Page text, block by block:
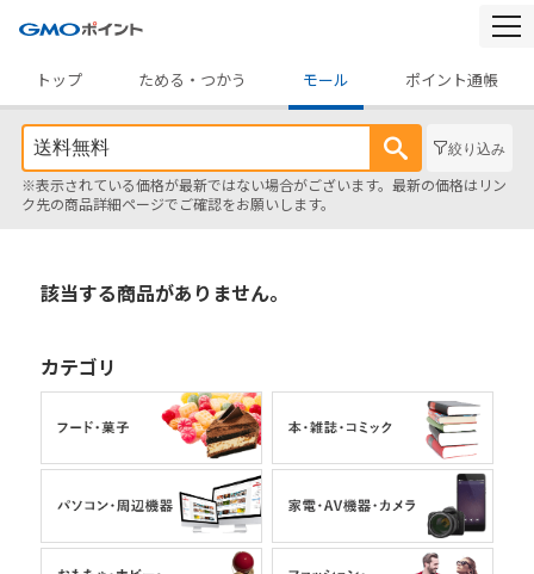
トップ
ためる・つかう モール ポイント通帳
絞り込み
※表示されている価格が最新ではない場合がございます。最新の価格はリン
ク先の商品詳細ページでご確認をお願いします。
該当する商品がありません。
カテゴリ